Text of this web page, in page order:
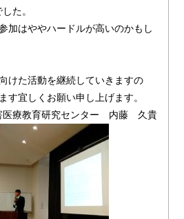
た。
加はややハードルが高いのかもし
けた活動を継続していきますの
す宜しくお願い申し上げます。
医療教育研究センター 内藤 久貴